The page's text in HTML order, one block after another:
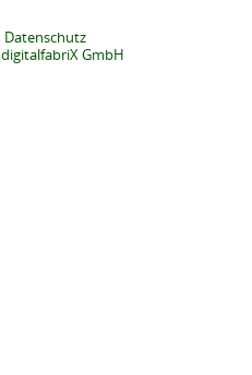
Datenschutz
digitalfabriX GmbH